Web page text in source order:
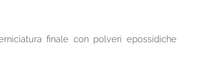
finale con polveri epossidiche